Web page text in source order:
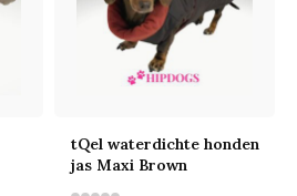
tQel waterdichte honden
jas Maxi Brown